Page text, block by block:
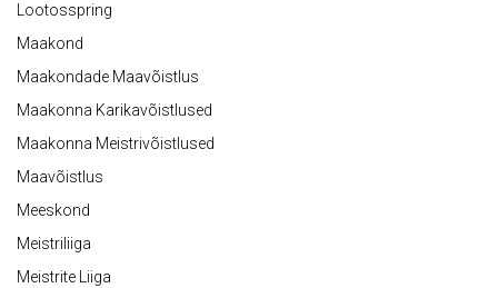
Lootosspring
Maakond
Maakondade Maavõistlus
Maakonna Karikavõistlused
Maakonna Meistrivõistlused
Maavõistlus
Meeskond
Meistriliiga
Meistrite Liiga